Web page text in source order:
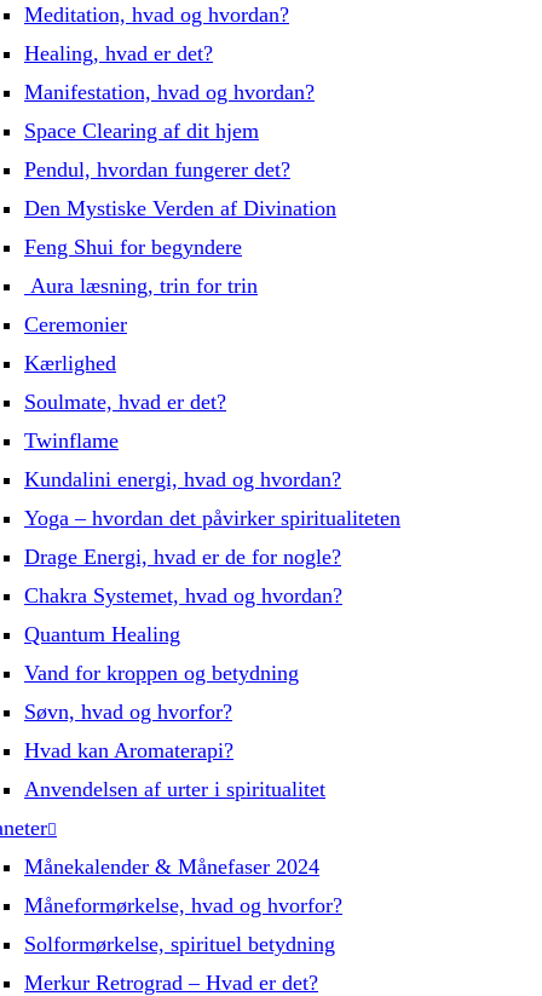
Meditation, hvad og hvordan?
Healing, hvad er det?
Manifestation, hvad og hvordan?
Space Clearing af dit hjem
Pendul, hvordan fungerer det?
Den Mystiske Verden af Divination
Feng Shui for begyndere
Aura læsning, trin for trin
Ceremonier
Kærlighed
Soulmate, hvad er det?
Twinflame
Kundalini energi, hvad og hvordan?
Yoga – hvordan det påvirker spiritualiteten
Drage Energi, hvad er de for nogle?
Chakra Systemet, hvad og hvordan?
Quantum Healing
Vand for kroppen og betydning
Søvn, hvad og hvorfor?
Hvad kan Aromaterapi?
Anvendelsen af urter i spiritualitet
Månekalender & Månefaser 2024
Måneformørkelse, hvad og hvorfor?
Solformørkelse, spirituel betydning
Merkur Retrograd – Hvad er det?